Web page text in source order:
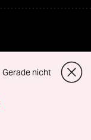
Gerade nicht